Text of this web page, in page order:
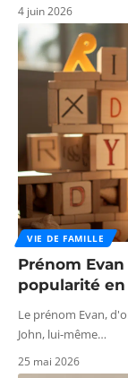
4 juin 2026
VIE DE FAMILLE
Prénom
popularité
Le prénom Evan,
John, lui-même…
25 mai 2026